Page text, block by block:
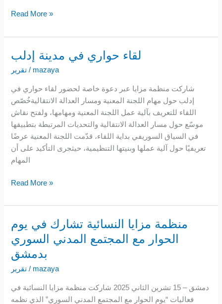
Read More »
لقاء حواري في مدينة إدلب
تقرير / mazaya
شاركت منظمة مزايا عبر دعوة خاصة لحضور لقاء حواري في
إدلب حول مهام اللجنة المعنية ومسار العدالة الانتقاليةخُصّص
اللقاء للتعريف بآلية عمل اللجنة المعنية ومهامها، ولفتح نقاش
موسّع حول مسار العدالة الانتقالية والتحديات المرتبطة بتطبيقها
في السياق السوريفي بداية اللقاء، قدّمت اللجنة المعنية عرضًا
تعريفيًا حول آلية عملها وبنيتها التنظيمية، حيثجرى التأكيد على أن
المهام
حواري
مدينة
إدلب
Read More »
منظمة مزايا النسائية تشارك في يوم
الحوار مع المجتمع المدني السوري
بدمشق
تقرير / mazaya
دمشق – 15 تشرين الثاني 2025 شاركت منظمة مزايا النسائية في
فعاليات “يوم الحوار مع المجتمع المدني السوري” الذي نظمه
منظمة
النسائية
تشارك
في
الحوار